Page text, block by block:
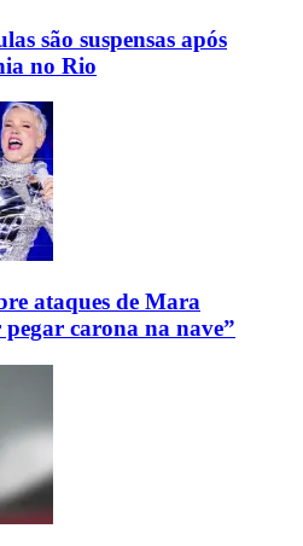
são suspensas após
no Rio
ataques de Mara
carona na nave”